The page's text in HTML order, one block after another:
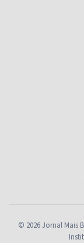
© 2026 Jornal Mais